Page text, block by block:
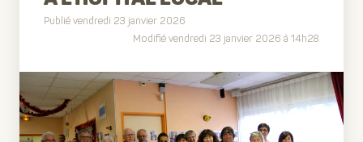
Publié vendredi 23 janvier 2026
Modifié vendredi 23 janvier 2026 à 14h28